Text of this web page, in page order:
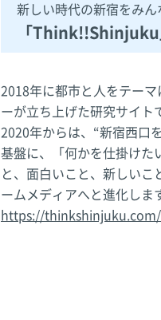
新しい時代の新宿をみん
「Think!!Shinjuku
2018年に都市と人をテー
ーが立ち上げた研究サイト
2020年からは、“新宿西口
基盤に、「何かを仕掛けた
と、面白いこと、新しい
ームメディアへと進化しま
https://thinkshinjuku.com/